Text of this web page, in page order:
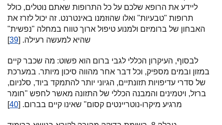
ליידע את הרופא שלכם על כל התרופות שאתם נוטלים, כולל
תרופות "טבעיות" ואלו שהוזמנו באינטרנט. זה יכול לזרז את
האבחון של ברומיזם ולמנוע טיפול ארוך טווח במחלה "נפשית"
שהיא למעשה רעילה. [39
]
לבסוף, העיקרון הכללי לגבי ברום הוא פשוט: מה שכבר קיים
במזון ובמים מספיק, וכל דבר אחר מהווה סיכון מיותר. במערכת
של סדרי עדיפויות תזונתיים, הגיוני יותר להתמקד ביוד, סלניום,
ברזל, ויטמינים והמבנה הכללי של התזונה מאשר לחפש "חומר
מרגיע מיקרו-נוטריינטים קסום" שאינו קיים בברום. [40
]